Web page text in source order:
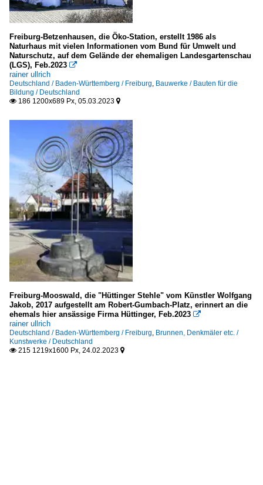
Freiburg-Betzenhausen, die Öko-Station, erstellt 1986 als
Naturhaus mit vielen Informationen vom Bund für Umwelt und
Naturschutz, auf dem Gelände der ehemaligen Landesgartenschau
(LGS), Feb.2023 
rainer ullrich
Deutschland / Baden-Württemberg / Freiburg Bauwerke / Bauten für die
Bildung / Deutschland
 186 1200x689 Px, 05.03.2023 
Freiburg-Mooswald, die "Hüttinger Stehle" vom Künstler Wolfgang
Jakob, 2017 aufgestellt am Robert-Gumbach-Platz, erinnert an die
ehemals hier ansässige Firma Hüttinger, Feb.2023 
rainer ullrich
Deutschland / Baden-Württemberg / Freiburg, Brunnen, Denkmäler etc. /
Kunstwerke / Deutschland
 215 1219x1600 Px, 24.02.2023 